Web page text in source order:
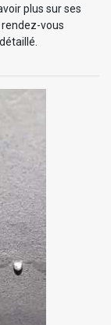
plus sur ses
vous